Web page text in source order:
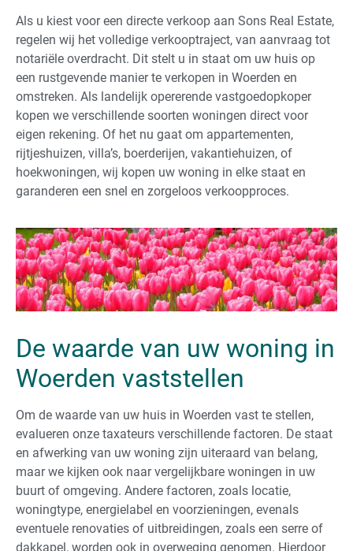
Als u kiest voor een directe verkoop aan Sons Real Estate,
regelen wij het volledige verkooptraject, van aanvraag tot
notariële overdracht. Dit stelt u in staat om uw huis op
een rustgevende manier te verkopen in Woerden en
omstreken. Als landelijk opererende vastgoedopkoper
kopen we verschillende soorten woningen direct voor
eigen rekening. Of het nu gaat om appartementen,
rijtjeshuizen, villa’s, boerderijen, vakantiehuizen, of
hoekwoningen, wij kopen uw woning in elke staat en
garanderen een snel en zorgeloos verkoopproces.
De waarde van uw woning in
Woerden vaststellen
Om de waarde van uw huis in Woerden vast te stellen,
evalueren onze taxateurs verschillende factoren. De staat
en afwerking van uw woning zijn uiteraard van belang,
maar we kijken ook naar vergelijkbare woningen in uw
buurt of omgeving. Andere factoren, zoals locatie,
woningtype, energielabel en voorzieningen, evenals
eventuele renovaties of uitbreidingen, zoals een serre of
dakkapel, worden ook in overweging genomen. Hierdoor